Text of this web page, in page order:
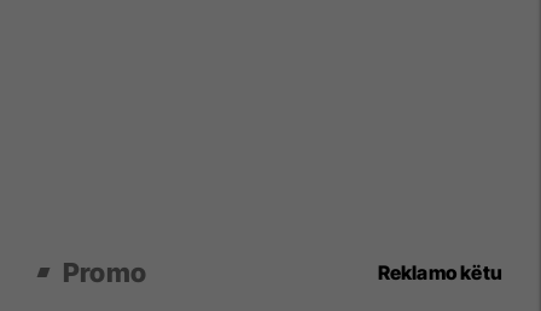
Promo Reklamo këtu